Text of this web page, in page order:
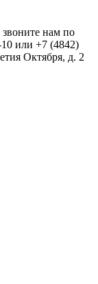
нам по
или +7 (4842)
Октября, д. 2